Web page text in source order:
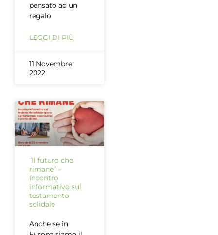
pensato ad un
regalo
LEGGI DI PIÙ
11 Novembre
2022
“Il futuro che
rimane” –
Incontro
informativo sul
testamento
solidale
Anche se in